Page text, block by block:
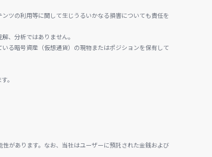
ツの利用等に関して生じうるいかなる損害についても責任を
、分析ではありません。
る暗号資産（仮想通貨）の現物またはポジションを保有して
。
があります。なお、当社はユーザーに預託された金銭および